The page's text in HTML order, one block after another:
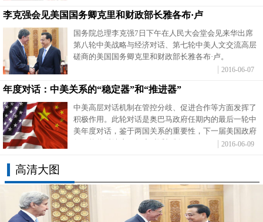
李克强会见美国国务卿克里和财政部长雅各布·卢
国务院总理李克强7日下午在人民大会堂会见来华出席
第八轮中美战略与经济对话、第七轮中美人文交流高层
磋商的美国国务卿克里和财政部长雅各布·卢。
2016-06-07
年度对话：中美关系的“稳定器”和“推进器”
中美高层对话机制在管控分歧、促进合作等方面发挥了
积极作用。此轮对话是奥巴马政府任期内的最后一轮中
美年度对话，鉴于两国关系的重要性，下一届美国政府
2016-06-09
高清大图